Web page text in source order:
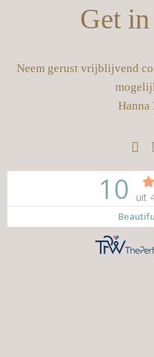
Get
Neem gerust vrijblijvend
Hanna